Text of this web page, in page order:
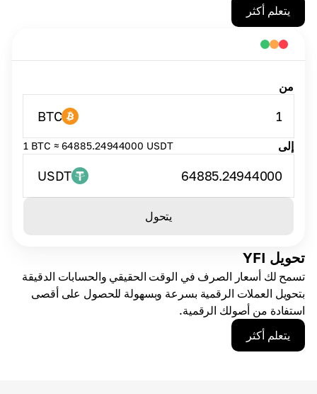
يتعلم أكثر
تحويل YFI
تسمح لك أسعار الصرف في الوقت الحقيقي والحسابات الدقيقة
بتحويل العملات الرقمية بسرعة وبسهولة للحصول على أقصى
استفادة من أصولك الرقمية.
يتعلم أكثر
من
1
BTC
إلى 1 BTC ≈ 64885.24944000 USDT
64885.24944000
USDT
يتحول